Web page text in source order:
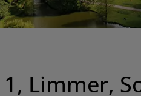
Limmer,